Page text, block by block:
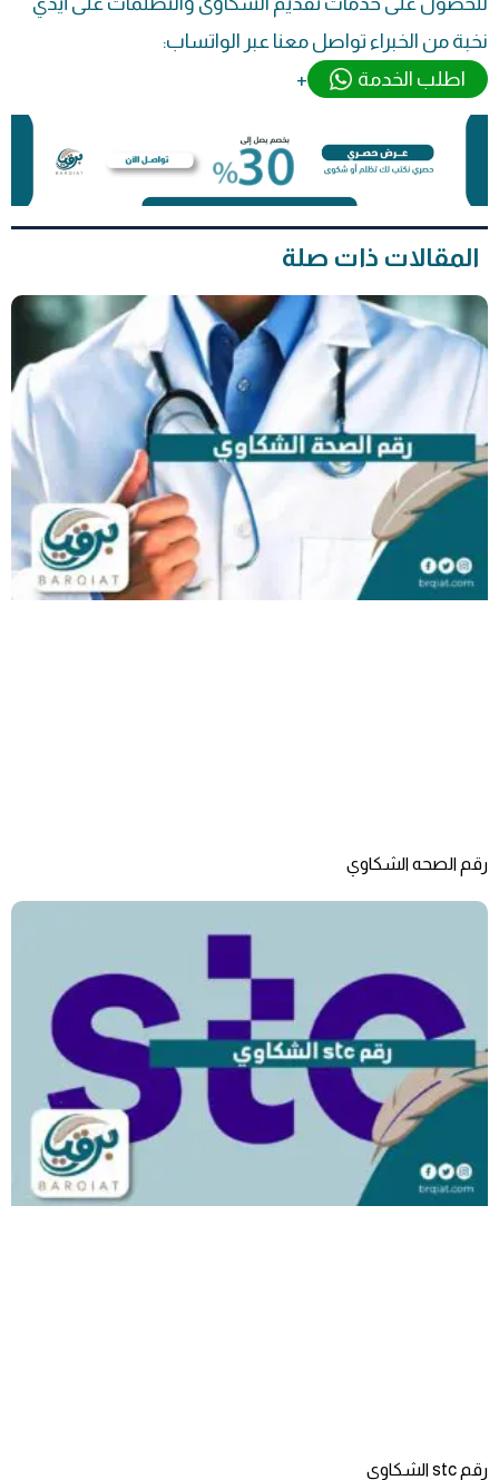
نخبة من الخبراء تواصل معنا عبر الواتساب:
اطلب الخدمة
+
المقالات ذات صلة
رقم الصحه الشكاوي
رقم stc الشكاوي